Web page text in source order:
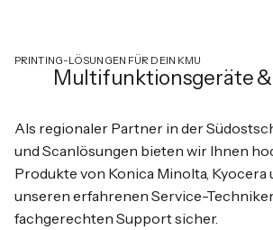
PRINTING-LÖSUNGEN FÜR DEIN KMU
Multifunktionsgeräte
Als regionaler Partner in der
und Scanlösungen bieten wir Ihnen
Produkte von Konica Minolta, Kyocera
unseren erfahrenen Service-
fachgerechten Support sicher.